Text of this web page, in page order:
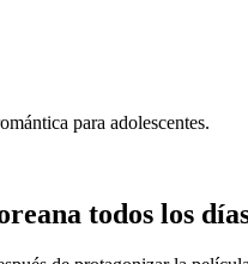
para adolescentes.
todos los